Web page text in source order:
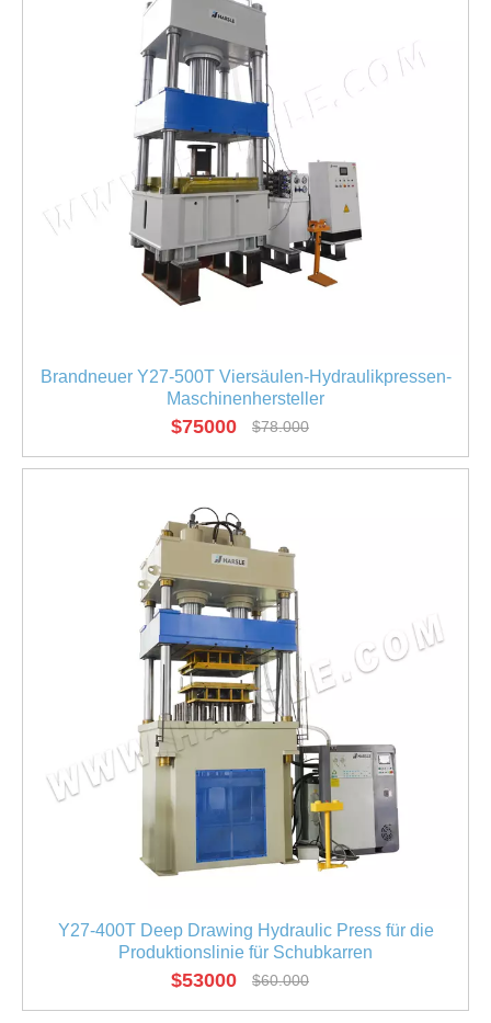
Brandneuer Y27-500T Viersäulen-Hydraulikpressen-
Maschinenhersteller
$75000 $78.000
Y27-400T Deep Drawing Hydraulic Press für die
Produktionslinie für Schubkarren
$53000 $60.000